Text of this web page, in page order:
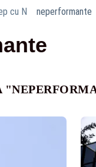
cu N neperformante